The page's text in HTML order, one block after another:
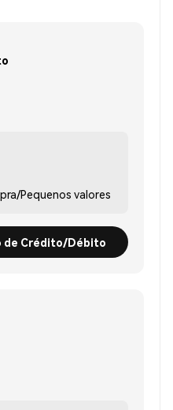
Pequenos valores
de Crédito/Débito